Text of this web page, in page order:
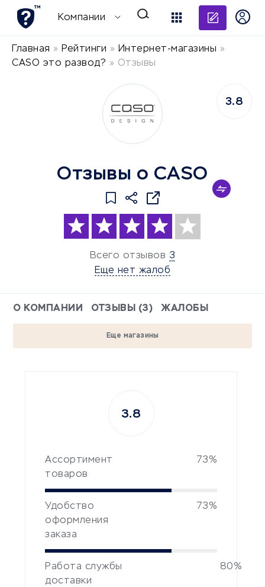
Компании
Главная » Рейтинги » Интернет-магазины »
CASO это развод? » Отзывы
Отзывы о CASO
Всего отзывов 3
Еще нет жалоб
3.8
О КОМПАНИИ ОТЗЫВЫ (3) ЖАЛОБЫ
Еще магазины
Ассортимент
товаров
73%
Удобство
оформления
заказа
73%
Работа службы
доставки
80%
3.8